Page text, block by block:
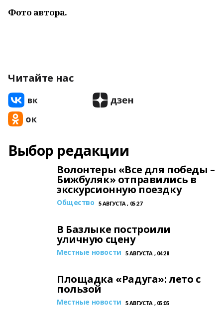
Фото автора.
Читайте нас
Выбор редакции
Волонтеры «Все для победы –
Бижбуляк» отправились в
экскурсионную поездку
Общество 5 АВГУСТА , 05:27
В Базлыке построили
уличную сцену
Местные новости 5 АВГУСТА , 04:28
Площадка «Радуга»: лето с
пользой
Местные новости 5 АВГУСТА , 05:05